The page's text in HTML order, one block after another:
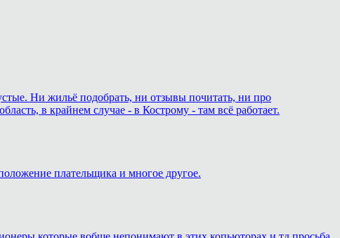
Ни жильё подобрать, ни отзывы почитать, ни про
в крайнем случае - в Кострому - там всё работает.
плательщика и многое другое.